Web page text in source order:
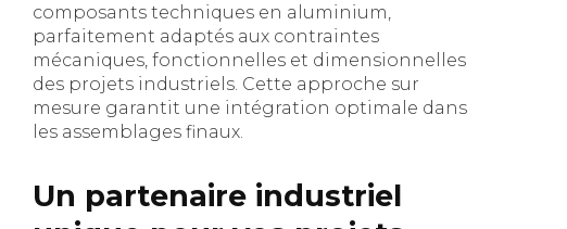
composants techniques en aluminium,
parfaitement adaptés aux contraintes
mécaniques, fonctionnelles et dimensionnelles
des projets industriels. Cette approche sur
mesure garantit une intégration optimale dans
les assemblages finaux.
Un partenaire industriel